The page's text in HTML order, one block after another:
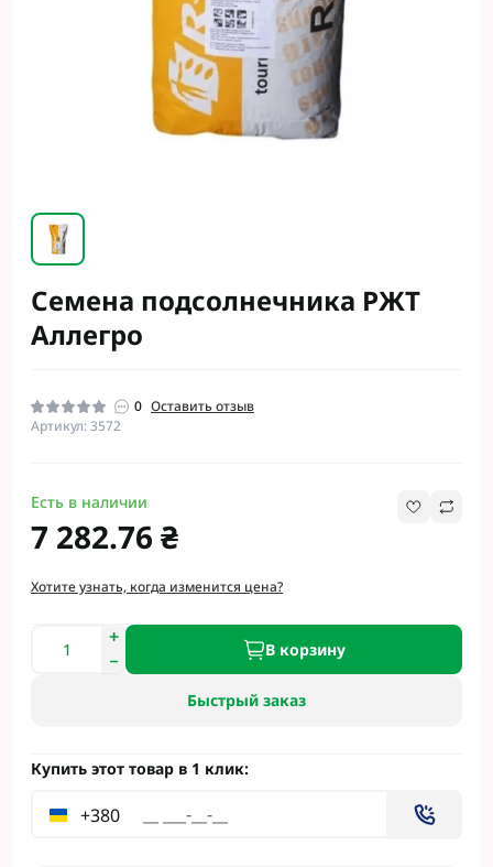
Семена подсолнечника РЖТ
Аллегро
0 Оставить отзыв
Артикул: 3572
Есть в наличии
7 282.76 ₴
Хотите узнать, когда изменится цена?
В корзину
Быстрый заказ
Купить этот товар в 1 клик:
+380